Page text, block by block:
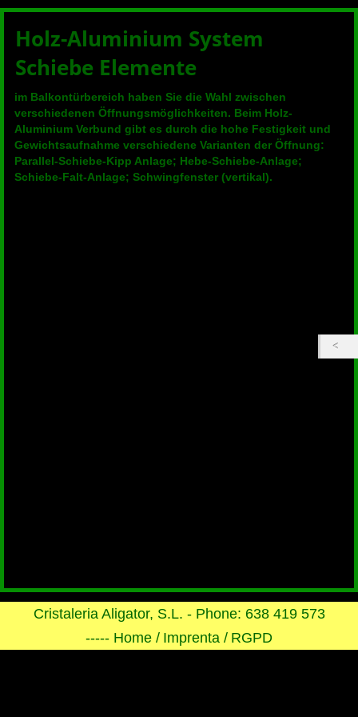
Holz-Aluminium System
Schiebe Elemente
im Balkontürbereich haben Sie die Wahl zwischen
verschiedenen Öffnungsmöglichkeiten. Beim Holz-
Aluminium Verbund gibt es durch die hohe Festigkeit und
Gewichtsaufnahme verschiedene Varianten der Öffnung:
Parallel-Schiebe-Kipp Anlage; Hebe-Schiebe-Anlage;
Schiebe-Falt-Anlage; Schwingfenster (vertikal).
Cristaleria Aligator, S.L. - Phone: 638 419 573
----- Home / Imprenta / RGPD